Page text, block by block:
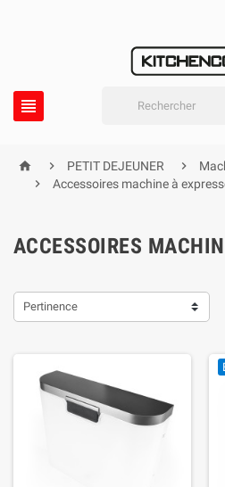

  PETIT DEJEUNER 

Accessoires machine à
ACCESSOIRES
Pertinence